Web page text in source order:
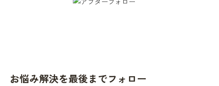
お悩み解決を最後までフォロー